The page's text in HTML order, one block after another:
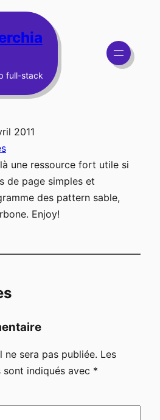
full-stack
2011
une ressource fort utile si
de page simples et
des pattern sable,
Enjoy!
ne sera pas publiée. Les
indiqués avec *